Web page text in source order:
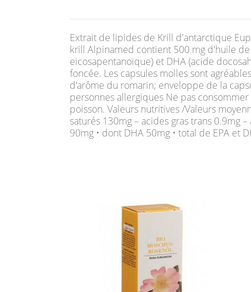
Extrait de lipides de Krill d'antarctique
krill Alpinamed contient 500 mg d'huile
eicosapentanoïque) et DHA (acide
foncée. Les capsules molles sont
d‘arôme du romarin; enveloppe de la
personnes allergiques Ne pas
poisson. Valeurs nutritives /Valeurs
saturés 130mg – acides gras trans 0.9mg
90mg • dont DHA 50mg • total de EPA et